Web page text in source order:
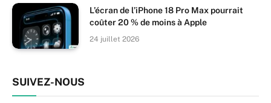
L’écran de l’iPhone 18 Pro Max pourrait
coûter 20 % de moins à Apple
24 juillet 2026
SUIVEZ-NOUS